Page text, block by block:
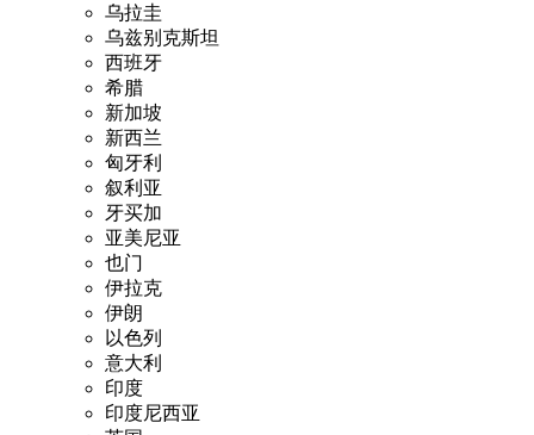
乌拉圭
乌兹别克斯坦
西班牙
希腊
新加坡
新西兰
匈牙利
叙利亚
牙买加
亚美尼亚
也门
伊拉克
伊朗
以色列
意大利
印度
印度尼西亚